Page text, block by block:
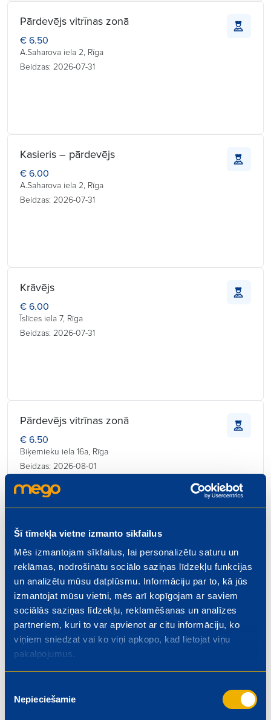
Šī tīmekļa vietne izmanto sīkfailus
Mēs izmantojam sīkfailus, lai personalizētu saturu un
reklāmas, nodrošinātu sociālo saziņas līdzekļu funkcijas
un analizētu mūsu datplūsmu. Informāciju par to, kā jūs
izmantojat mūsu vietni, mēs arī kopīgojam ar saviem
sociālās saziņas līdzekļu, reklamēšanas un analīzes
partneriem, kuri to var apvienot ar citu informāciju, ko
viņiem sniedzat vai ko viņi apkopo, kad lietojat viņu
pakalpojumus.
izvēle
Nepieciešamie
Pārdevējs vitrīnas zonā
€ 6.50
A.Saharova iela 2, Rīga
Beidzas: 2026-07-31
Kasieris – pārdevējs
€ 6.00
A.Saharova iela 2, Rīga
Beidzas: 2026-07-31
Krāvējs
€ 6.00
Īslīces iela 7, Rīga
Beidzas: 2026-07-31
Pārdevējs vitrīnas zonā
€ 6.50
Biķernieku iela 16a, Rīga
Beidzas: 2026-08-01
Kulinārijas ceha vadītājs
€ 1300.00
Rīgas iela 4, Valmiera
Beidzas: 2026-08-01
€ 5.50